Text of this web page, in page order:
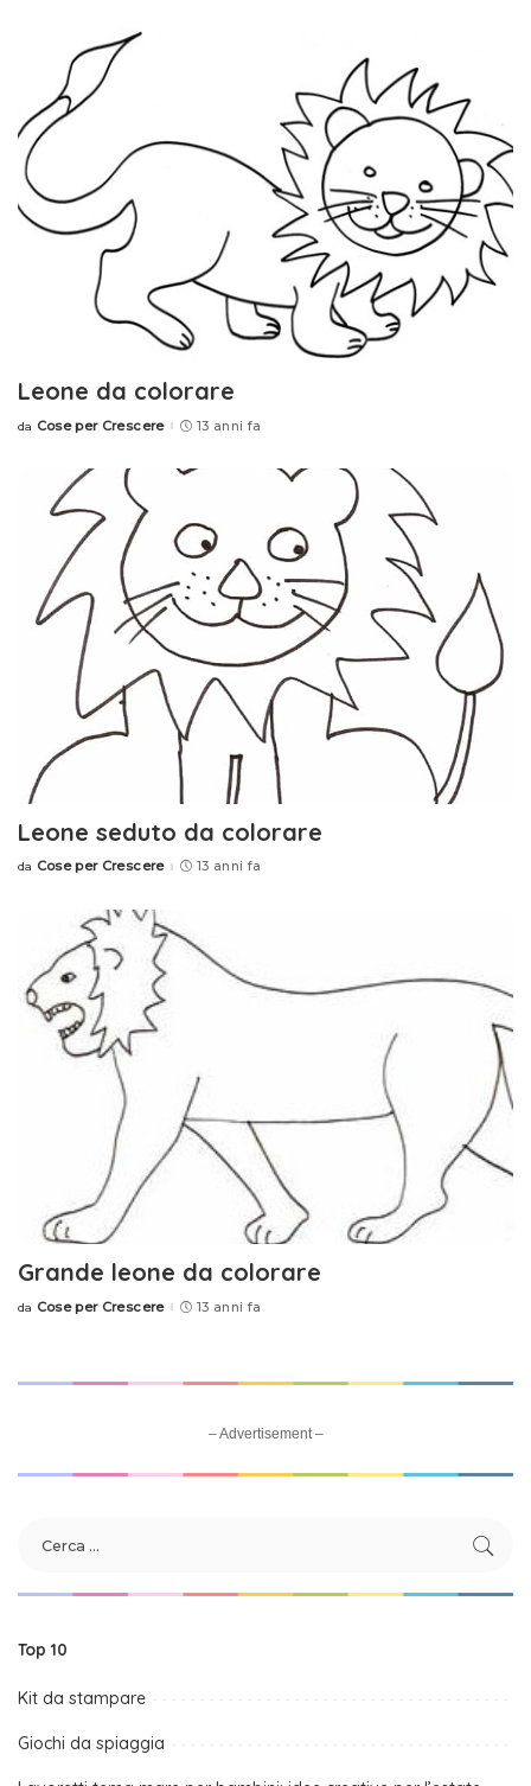
Leone da colorare
Posted
da Cose per Crescere 13 anni fa
Leone seduto da colorare
Posted
da Cose per Crescere 13 anni fa
Grande leone da colorare
Posted
da Cose per Crescere 13 anni fa
– Advertisement –
Top 10
Kit da stampare
Giochi da spiaggia